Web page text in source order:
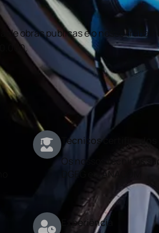
de obras publicas e o nosso
Técnicos certificados
Os nossos técnicos
DGEG e a ANACOM
Experiência